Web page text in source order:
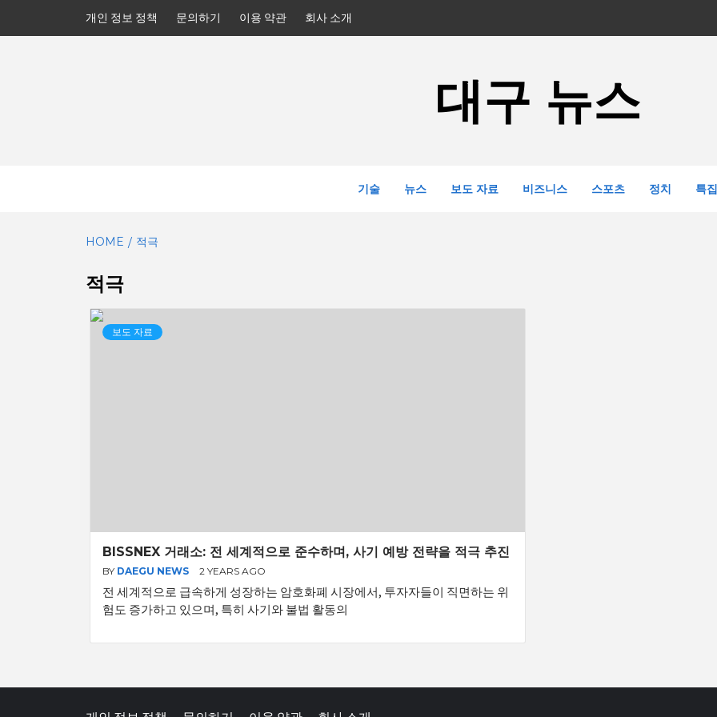
개인 정보 정책 문의하기 이용 약관 회사 소개
대구 뉴스
기술 뉴스 보도 자료 비즈니스 스포츠 정치 특집
HOME 적극
적극
보도 자료
BISSNEX 거래소: 전 세계적으로 준수하며, 사기 예방 전략을 적극 추진
BY DAEGU NEWS 2 YEARS AGO
전 세계적으로 급속하게 성장하는 암호화폐 시장에서, 투자자들이 직면하는 위
험도 증가하고 있으며, 특히 사기와 불법 활동의